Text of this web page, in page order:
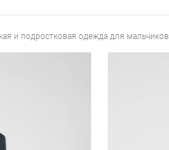
и подростковая одежда для мальчиков